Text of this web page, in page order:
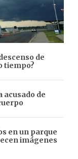
de
tiempo?
acusado de
en un parque
imágenes